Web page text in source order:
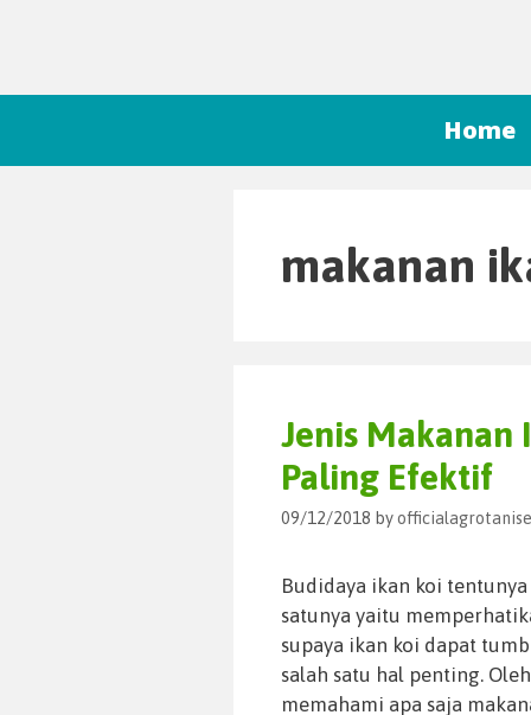
Home
makanan
Jenis Makanan
Paling Efektif
09/12/2018 by
Budidaya ikan koi
satunya yaitu
supaya ikan koi dapat
salah satu hal penting.
memahami apa saja